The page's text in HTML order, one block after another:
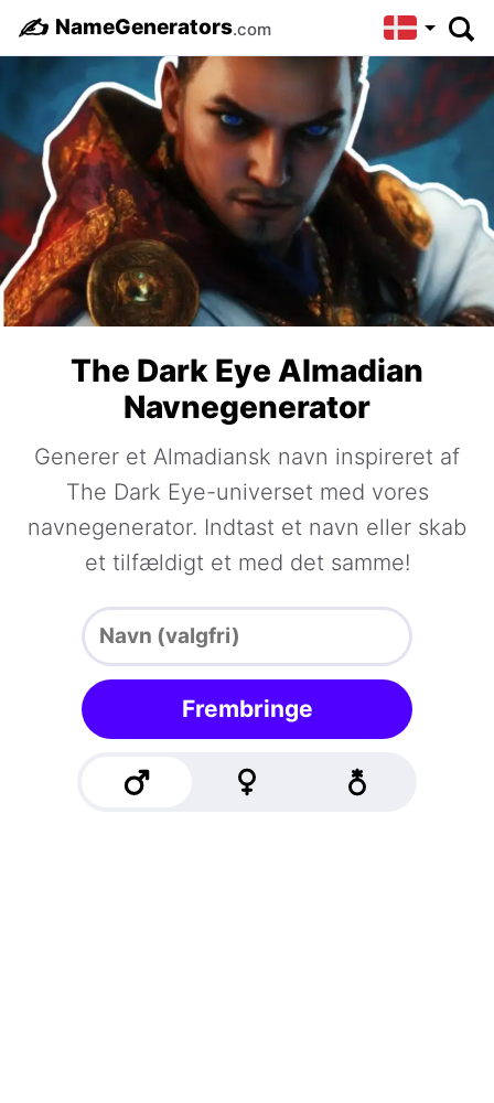
✍️ NameGenerators.com
The Dark Eye Almadian
Navnegenerator
Generer et Almadiansk navn inspireret af
The Dark Eye-universet med vores
navnegenerator. Indtast et navn eller skab
et tilfældigt et med det samme!
Frembringe